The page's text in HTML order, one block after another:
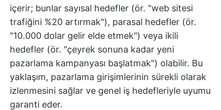
içerir; bunlar sayısal hedefler (ör. "web sitesi
trafiğini %20 artırmak"), parasal hedefler (ör.
"10.000 dolar gelir elde etmek") veya ikili
hedefler (ör. "çeyrek sonuna kadar yeni
pazarlama kampanyası başlatmak") olabilir. Bu
yaklaşım, pazarlama girişimlerinin sürekli olarak
izlenmesini sağlar ve genel iş hedefleriyle uyumu
garanti eder.